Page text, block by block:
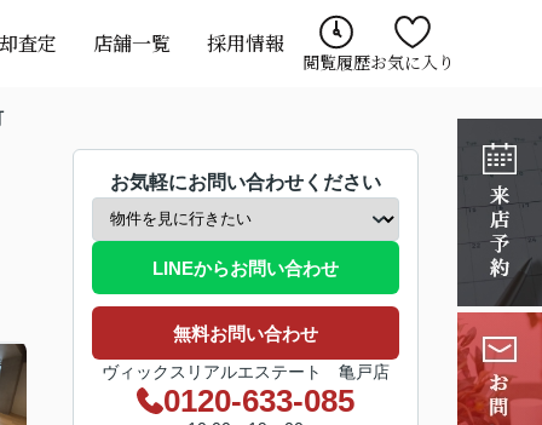
査定 店舗一覧 採用情報
閲覧履歴お気に入り
お気軽にお問い合わせください
LINEからお問い合わせ
無料お問い合わせ
ヴィックスリアルエステート 亀戸店
0120-633-085